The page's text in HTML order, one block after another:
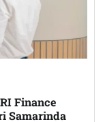
Finance
Samarinda